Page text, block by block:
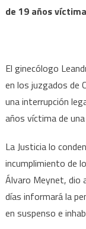
de 19 años
El ginecólogo
en los juzgados de
una interrupción
años víctima de
La Justicia lo
incumplimiento de
Álvaro Meynet, dio
días informará la
en suspenso e